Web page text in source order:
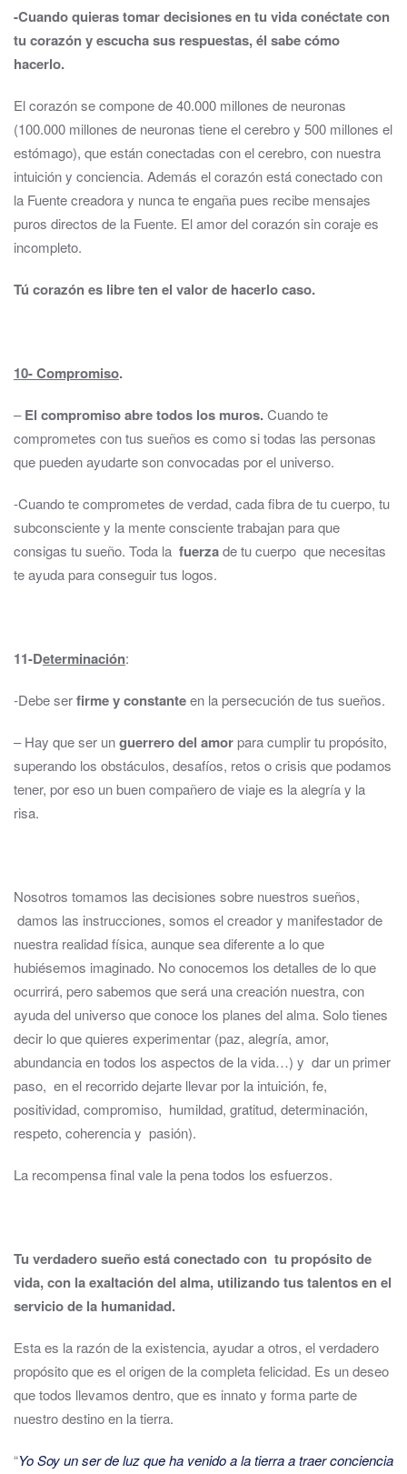
-Cuando quieras tomar decisiones en tu vida conéctate con
tu corazón y escucha sus respuestas, él sabe cómo
hacerlo.
El corazón se compone de 40.000 millones de neuronas
(100.000 millones de neuronas tiene el cerebro y 500 millones el
estómago), que están conectadas con el cerebro, con nuestra
intuición y conciencia. Además el corazón está conectado con
la Fuente creadora y nunca te engaña pues recibe mensajes
puros directos de la Fuente. El amor del corazón sin coraje es
incompleto.
Tú corazón es libre ten el valor de hacerlo caso.
10- Compromiso.
–El compromiso abre todos los muros.Cuando te
comprometes con tus sueños es como si todas las personas
que pueden ayudarte son convocadas por el universo.
-Cuando te comprometes de verdad, cada fibra de tu cuerpo, tu
subconsciente y la mente consciente trabajan para que
consigas tu sueño. Toda la fuerzade tu cuerpo que necesitas
te ayuda para conseguir tus logos.
11-Determinación:
-Debe serfirme y constanteen la persecución de tus sueños.
– Hay que ser unguerrero del amorpara cumplir tu propósito,
superando los obstáculos, desafíos, retos o crisis que podamos
tener, por eso un buen compañero de viaje es la alegría y la
risa.
Nosotros tomamos las decisiones sobre nuestros sueños,
damos las instrucciones, somos el creador y manifestador de
nuestra realidad física, aunque sea diferente a lo que
hubiésemos imaginado. No conocemos los detalles de lo que
ocurrirá, pero sabemos que será una creación nuestra, con
ayuda del universo que conoce los planes del alma. Solo tienes
decir lo que quieres experimentar (paz, alegría, amor,
abundancia en todos los aspectos de la vida…) y dar un primer
paso, en el recorrido dejarte llevar por la intuición, fe,
positividad, compromiso, humildad, gratitud, determinación,
respeto, coherencia y pasión).
La recompensa final vale la pena todos los esfuerzos.
Tu verdadero sueño está conectado con tu propósito de
vida, con la exaltación del alma, utilizando tus talentos en el
servicio de la humanidad.
Esta es la razón de la existencia, ayudar a otros, el verdadero
propósito que es el origen de la completa felicidad. Es un deseo
que todos llevamos dentro, que es innato y forma parte de
nuestro destino en la tierra.
“Yo Soy un ser de luz que ha venido a la tierra a traer conciencia